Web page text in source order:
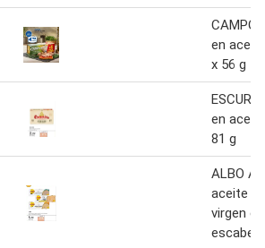
en
x 56 g
en
81 g
ALBO
aceite
virgen